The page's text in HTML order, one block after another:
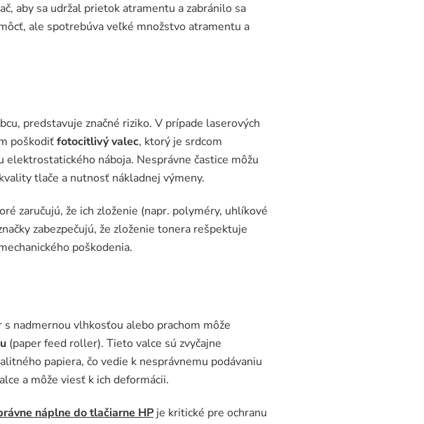
aby sa udržal prietok atramentu a zabránilo sa
ale spotrebúva veľké množstvo atramentu a
predstavuje značné riziko. V prípade laserových
poškodiťfotocitlivý valec, ktorý je srdcom
náboja. Nesprávne častice môžu
tlače a nutnosť nákladnej výmeny.
zaručujú, že ich zloženie (napr. polyméry, uhlíkové
zabezpečujú, že zloženie tonera rešpektuje
poškodenia.
nadmernou vlhkosťou alebo prachom môže
(paper feed roller). Tieto valce sú zvyčajne
papiera, čo vedie k nesprávnemu podávaniu
a môže viesť k ich deformácii.
náplne do tlačiarne HP je kritické pre ochranu